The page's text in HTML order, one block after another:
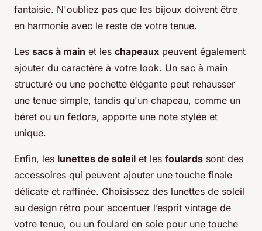
fantaisie. N'oubliez pas que les bijoux doivent être
en harmonie avec le reste de votre tenue.
Les sacs à main et les chapeaux peuvent également
ajouter du caractère à votre look. Un sac à main
structuré ou une pochette élégante peut rehausser
une tenue simple, tandis qu'un chapeau, comme un
béret ou un fedora, apporte une note stylée et
unique.
Enfin, les lunettes de soleil et les foulards sont des
accessoires qui peuvent ajouter une touche finale
délicate et raffinée. Choisissez des lunettes de soleil
au design rétro pour accentuer l’esprit vintage de
votre tenue, ou un foulard en soie pour une touche